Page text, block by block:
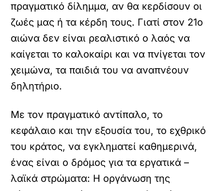
πραγματικό δίλημμα, αν θα κερδίσουν οι
ζωές μας ή τα κέρδη τους. Γιατί στον 21ο
αιώνα δεν είναι ρεαλιστικό ο λαός να
καίγεται το καλοκαίρι και να πνίγεται τον
χειμώνα, τα παιδιά του να αναπνέουν
δηλητήριο.
Με τον πραγματικό αντίπαλο, το
κεφάλαιο και την εξουσία του, το εχθρικό
του κράτος, να εγκληματεί καθημερινά,
ένας είναι ο δρόμος για τα εργατικά –
λαϊκά στρώματα: Η οργάνωση της